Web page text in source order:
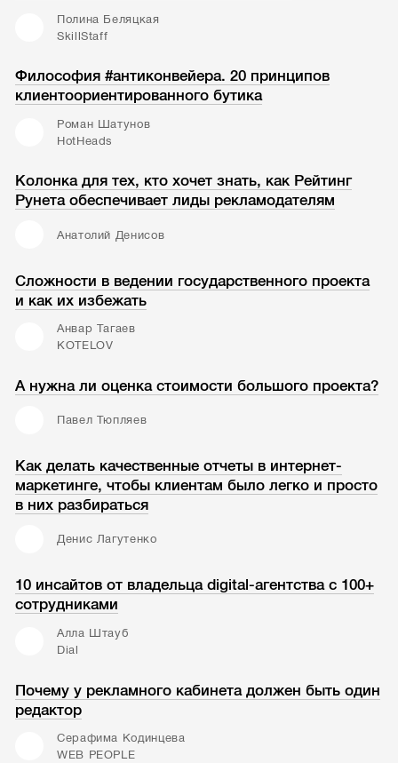
Полина Беляцкая
SkillStaff
Философия #антиконвейера. 20 принципов
клиентоориентированного бутика
Роман Шатунов
HotHeads
Колонка для тех, кто хочет знать, как Рейтинг
Рунета обеспечивает лиды рекламодателям
Анатолий Денисов
Сложности в ведении государственного проекта
и как их избежать
Анвар Тагаев
KOTELOV
А нужна ли оценка стоимости большого проекта?
Павел Тюпляев
Как делать качественные отчеты в интернет-
маркетинге, чтобы клиентам было легко и просто
в них разбираться
Денис Лагутенко
10 инсайтов от владельца digital-агентства с 100+
сотрудниками
Алла Штауб
Dial
Почему у рекламного кабинета должен быть один
редактор
Серафима Кодинцева
WEB PEOPLE